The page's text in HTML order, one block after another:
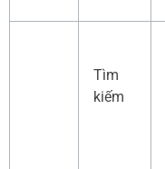
Tìm
kiếm